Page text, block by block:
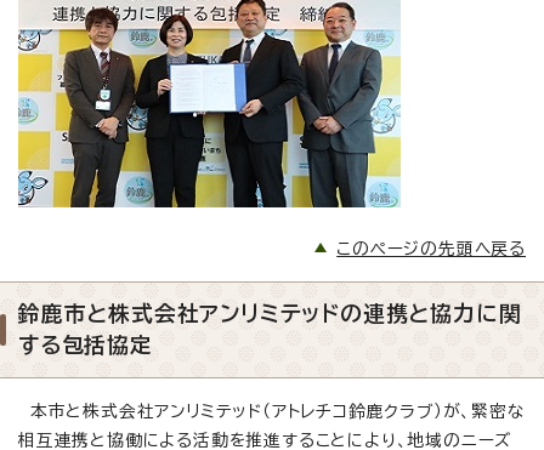
このページの先頭へ戻る
鈴鹿市と株式会社アンリミテッドの連携と協力に関
する包括協定
本市と株式会社アンリミテッド（アトレチコ鈴鹿クラブ）が、緊密な
相互連携と協働による活動を推進することにより、地域のニーズ